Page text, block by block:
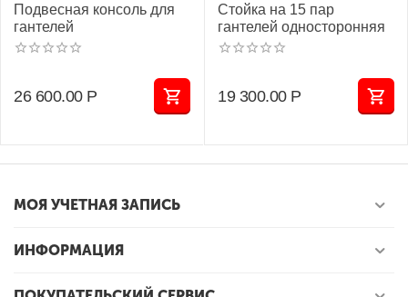
Подвесная консоль для
гантелей
26 600.00 Р
Стойка на 15 пар
гантелей односторонняя
19 300.00 Р
МОЯ УЧЕТНАЯ ЗАПИСЬ
ИНФОРМАЦИЯ